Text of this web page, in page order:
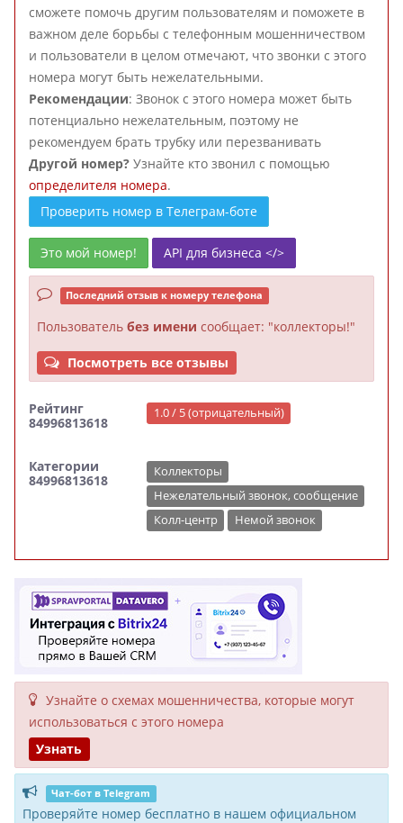
сможете помочь другим пользователям и поможете в
важном деле борьбы с телефонным мошенничеством
и пользователи в целом отмечают, что звонки с этого
номера могут быть нежелательными.
Рекомендации: Звонок с этого номера может быть
потенциально нежелательным, поэтому не
рекомендуем брать трубку или перезванивать
Другой номер? Узнайте кто звонил с помощью
определителя номера.
Проверить номер в Телеграм-боте
Это мой номер! API для бизнеса </>
Последний отзыв к номеру телефона
Пользователь без имени сообщает: "коллекторы!"
Посмотреть все отзывы
Рейтинг
84996813618
1.0 / 5 (отрицательный)
Категории
84996813618
Коллекторы
Нежелательный звонок, сообщение
Колл-центр
Немой звонок
Узнайте о схемах мошенни­чества, кото­рые могут
исполь­зоваться с этого номера
Узнать
Чат-бот в Telegram
Проверяйте номер бесплатно в нашем официальном